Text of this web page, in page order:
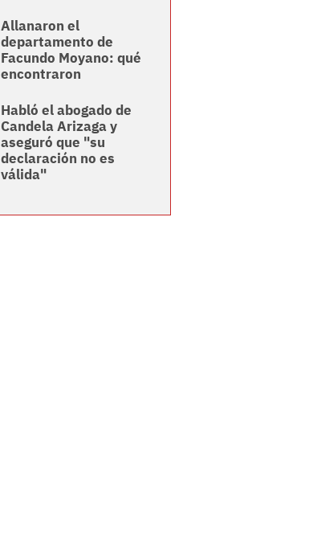
Allanaron el
departamento de
Facundo Moyano: qué
encontraron
Habló el abogado de
Candela Arizaga y
aseguró que "su
declaración no es
válida"